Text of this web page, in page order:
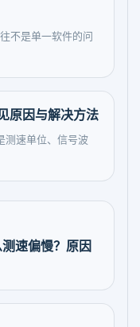
不是单一软件的问
原因与解决方法
测速单位、信号波
速偏慢？原因